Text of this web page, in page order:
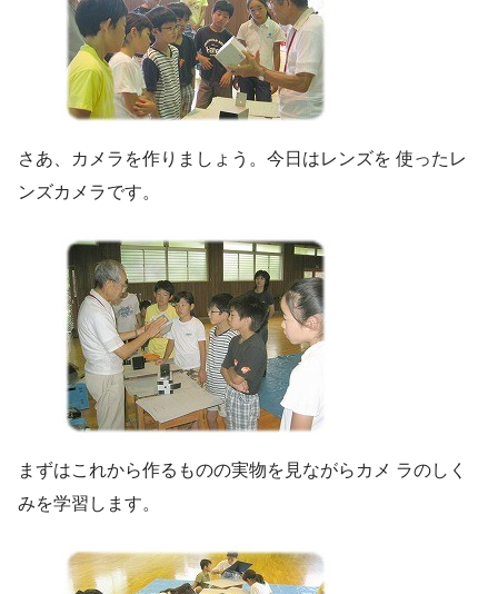
さあ、カメラを作りましょう。今日はレンズを 使ったレ
ンズカメラです。
まずはこれから作るものの実物を見ながらカメ ラのしく
みを学習します。